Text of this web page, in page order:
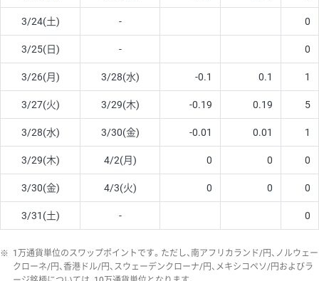
3/24(土) - 0
3/25(日) - 0
3/26(月) 3/28(水) -0.1 0.1 1
3/27(火) 3/29(木) -0.19 0.19 5
3/28(水) 3/30(金) -0.01 0.01 1
3/29(木) 4/2(月) 0 0 0
3/30(金) 4/3(火) 0 0 0
3/31(土) - 0
※ 1万通貨単位のスワップポイントです。ただし、南アフリカランド/円、ノルウェー
クローネ/円、香港ドル/円、スウェーデンクローナ/円、メキシコペソ/円およびラ